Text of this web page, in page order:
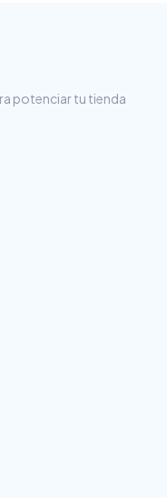
potenciar tu tienda